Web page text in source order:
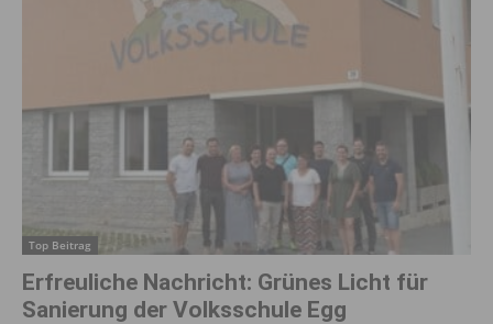
Top Beitrag
Erfreuliche Nachricht: Grünes Licht für
Sanierung der Volksschule Egg